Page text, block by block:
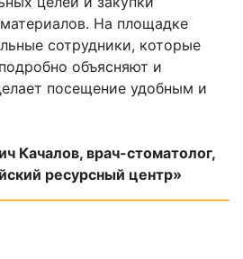
На площадке
сотрудники, которые
объясняют и
посещение удобным и
Качалов, врач-стоматолог,
ресурсный центр»